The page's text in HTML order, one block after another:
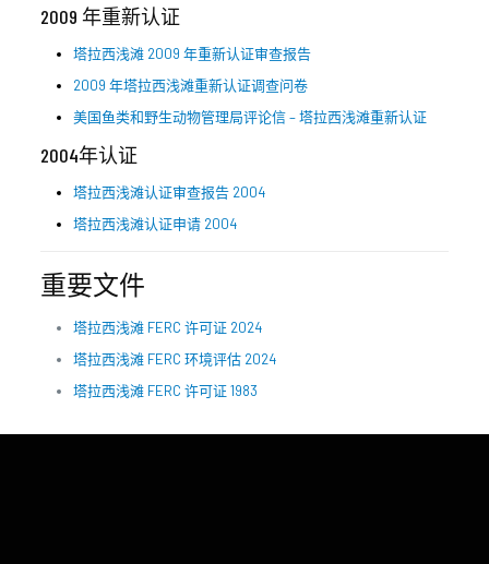
2009 年重新认证
塔拉西浅滩 2009 年重新认证审查报告
2009 年塔拉西浅滩重新认证调查问卷
美国鱼类和野生动物管理局评论信 – 塔拉西浅滩重新认证
2004年认证
塔拉西浅滩认证审查报告 2004
塔拉西浅滩认证申请 2004
重要文件
塔拉西浅滩 FERC 许可证 2024
塔拉西浅滩 FERC 环境评估 2024
塔拉西浅滩 FERC 许可证 1983